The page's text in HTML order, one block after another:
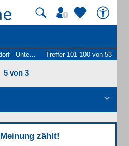
und Personen Treffer 101-100 von 53
5 von 3
zählt!